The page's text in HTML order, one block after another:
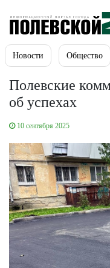
Новости Общество
Полевские
об успехах
10 сентября 2025